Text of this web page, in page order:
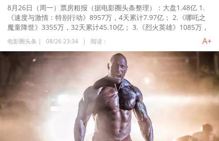
​8月26日（周一）票房粗报（据电影圈头条整理）：大盘1.48亿 1.
《速度与激情：特别行动》8957万，4天累计7.97亿； 2.《哪吒之
魔童降世》3355万，32天累计45.10亿； 3.《烈火英雄》1085万，
电影圈头条 | 08/26 23:34 | 阅读： A+